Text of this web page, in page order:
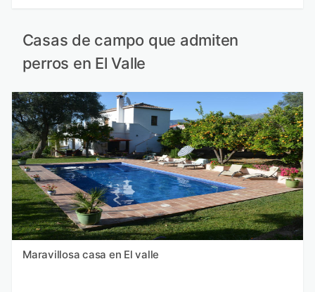
Casas de campo que admiten
perros en El Valle
Maravillosa casa en El valle